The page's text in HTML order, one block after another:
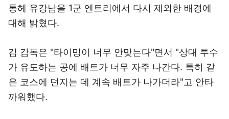
통헤 유강남을 1군 엔트리에서 다시 제외한 배경에
대해 밝혔다.
김 감독은 "타이밍이 너무 안맞는다"면서 "상대 투수
가 유도하는 공에 배트가 너무 자주 나간다. 특히 같
은 코스에 던지는 데 계속 배트가 나가더라"고 안타
까워했다.